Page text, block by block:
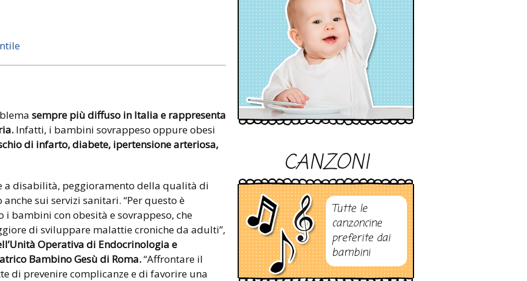
sempre più diffuso in Italia e rappresenta
Infatti, i bambini sovrappeso oppure obesi
di infarto, diabete, ipertensione arteriosa,
a disabilità, peggioramento della qualità di
sui servizi sanitari. “Per questo è
bambini con obesità e sovrappeso, che
di sviluppare malattie croniche da adulti”,
Operativa di Endocrinologia e
Bambino Gesù di Roma.“Affrontare il
di prevenire complicanze e di favorire una
CANZONI
Tutte le
canzoncine
preferite dai
bambini